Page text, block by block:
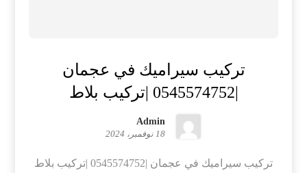
تركيب سيراميك في عجمان
Admin
18 نوفمبر، 2024
تركيب سيراميك في عجمان |0545574752 |تركيب بلاط